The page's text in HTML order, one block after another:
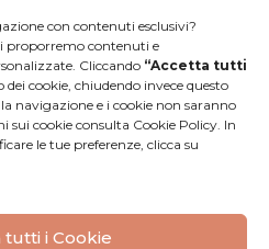
con contenuti esclusivi?
proporremo contenuti e
Cliccando “Accetta tutti
dei cookie, chiudendo invece questo
navigazione e i cookie non saranno
cookie consulta Cookie Policy. In
le tue preferenze, clicca su
tutti i Cookie
Scopri di più